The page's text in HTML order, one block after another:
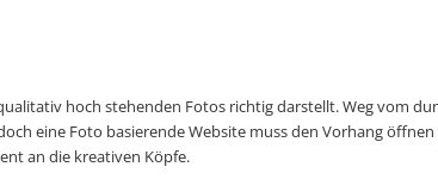
hoch stehenden Fotos richtig darstellt. Weg vom
eine Foto basierende Website muss den Vorhang
an die kreativen Köpfe.